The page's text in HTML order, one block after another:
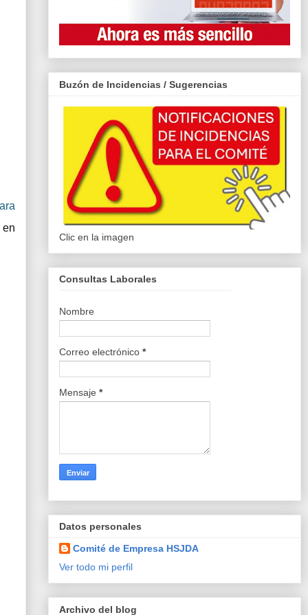
Buzón de Incidencias / Sugerencias
Clic en la imagen
Consultas Laborales
Nombre
Correo electrónico *
Mensaje *
Datos personales
Comité de Empresa HSJDA
Ver todo mi perfil
Archivo del blog